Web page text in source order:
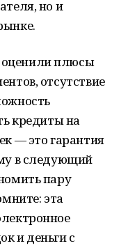
но и
плюсы
отсутствие
кредиты на
— это гарантия
в следующий
пару
эта
и деньги с